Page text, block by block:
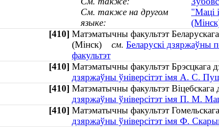
См. также на другом
языке:
"Маці
[410] Матэматычны факультэт Беларускага
(Мінск) см. Беларускі дзяржаўны
факультэт
[410] Матэматычны факультэт Брэсцкага
дзяржаўны ўніверсітэт імя А. С.
[410] Матэматычны факультэт
дзяржаўны ўніверсітэт імя П. М.
[410] Матэматычны факультэт
дзяржаўны ўніверсітэт імя Ф.